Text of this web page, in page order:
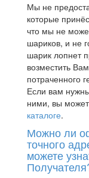
Мы не
которые
что мы не
шариков, и не
шарик лопнет
возместить
потраченного
Если вам
ними, вы
каталоге.
Можно ли
точного
можете